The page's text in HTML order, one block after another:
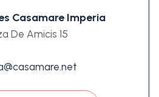
Casamare Imperia
De Amicis 15